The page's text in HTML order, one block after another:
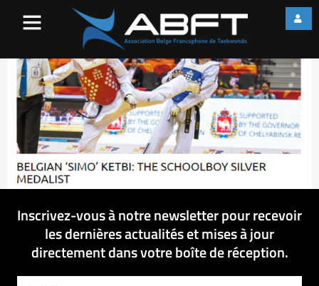
Inscrivez-vous à notre newsletter pour recevoir
les dernières actualités et mises à jour
directement dans votre boîte de réception.